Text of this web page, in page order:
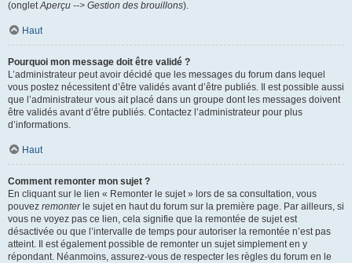
(ongletAperçu --> Gestion des brouillons).
Haut
Pourquoi mon message doit être validé ?
L’administrateur peut avoir décidé que les messages du forum dans lequel
vous postez nécessitent d’être validés avant d’être publiés. Il est possible aussi
que l’administrateur vous ait placé dans un groupe dont les messages doivent
être validés avant d’être publiés. Contactez l’administrateur pour plus
d’informations.
Haut
Comment remonter mon sujet ?
En cliquant sur le lien « Remonter le sujet » lors de sa consultation, vous
pouvez remonterle sujet en haut du forum sur la première page. Par ailleurs, si
vous ne voyez pas ce lien, cela signifie que la remontée de sujet est
désactivée ou que l’intervalle de temps pour autoriser la remontée n’est pas
atteint. Il est également possible de remonter un sujet simplement en y
répondant. Néanmoins, assurez-vous de respecter les règles du forum en le